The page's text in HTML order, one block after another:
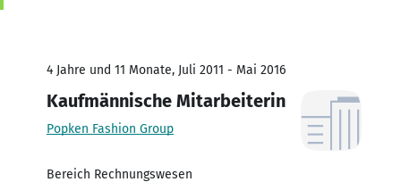
4 Jahre und 11 Monate, Juli 2011 - Mai 2016
Kaufmännische Mitarbeiterin
Popken Fashion Group
Bereich Rechnungswesen